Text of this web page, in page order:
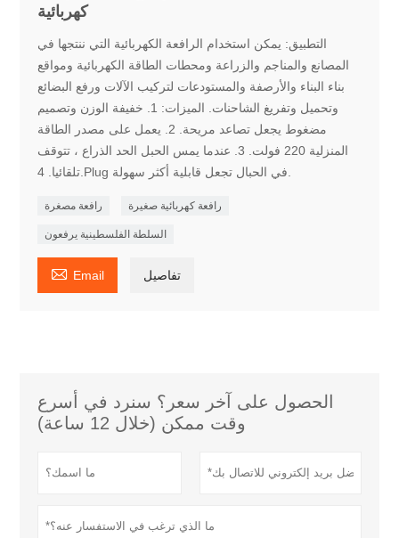
كهربائية
التطبيق: يمكن استخدام الرافعة الكهربائية التي ننتجها في
المصانع والمناجم والزراعة ومحطات الطاقة الكهربائية ومواقع
بناء البناء والأرصفة والمستودعات لتركيب الآلات ورفع البضائع
وتحميل وتفريغ الشاحنات. الميزات: 1. خفيفة الوزن وتصميم
مضغوط يجعل تصاعد مريحة. 2. يعمل على مصدر الطاقة
المنزلية 220 فولت. 3. عندما يمس الحبل الحد الذراع ، تتوقف
رافعة مصغرة رافعة كهربائية صغيرة
السلطة الفلسطينية يرفعون
 Email تفاصيل
الحصول على آخر سعر؟ سنرد في أسرع
وقت ممكن (خلال 12 ساعة)